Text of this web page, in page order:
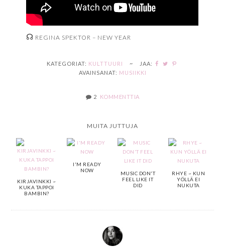
☊ REGINA SPEKTOR – NEW YEAR
KATEGORIAT: KULTTUURI ~
JAA:
AVAINSANAT: MUSIIKKI
2 KOMMENTTIA
MUITA JUTTUJA
KIRJAVINKKI ~
KUKA TAPPOI
BAMBIN?
I'M READY
NOW
MUSIC DON'T
FEEL LIKE IT
DID
RHYE ~ KUN
YÖLLÄ EI
NUKUTA